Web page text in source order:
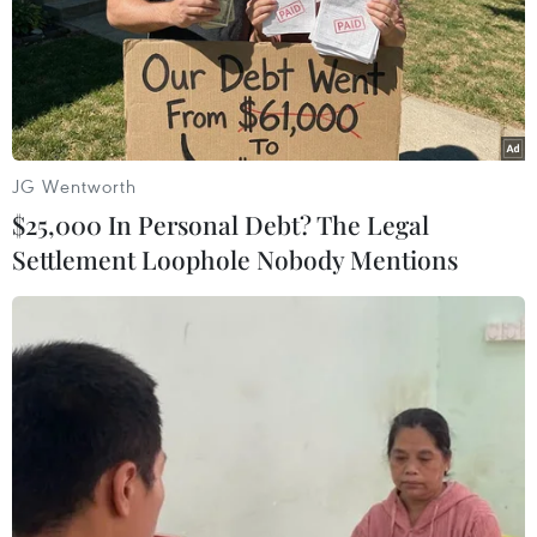
3092
Sao tôi ghét sự tắc trách của những người làm việc này thế không
biết, Các Bạn cứ nghĩ 1 đứa trẻ 4t ở trong xe 1 mình 8-9 tiếng nó
ntn? Ôi đau xót quá.
Thích(2) Trả lời
TIN LIÊN QUAN
JG Wentworth
$25,000 In Personal Debt? The Legal
Settlement Loophole Nobody Mentions